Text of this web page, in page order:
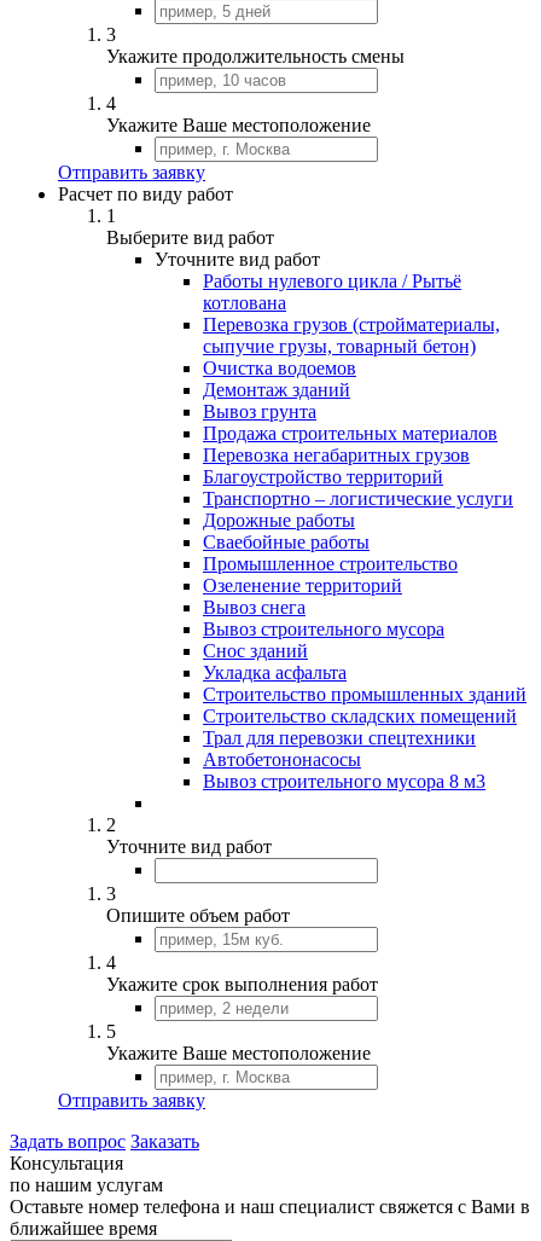
3
Укажите продолжительность смены
4
Укажите Ваше местоположение
Отправить заявку
Расчет по виду работ
1
Выберите вид работ
Уточните вид работ
Работы нулевого цикла / Рытьё
котлована
Перевозка грузов (стройматериалы,
сыпучие грузы, товарный бетон)
Очистка водоемов
Демонтаж зданий
Вывоз грунта
Продажа строительных материалов
Перевозка негабаритных грузов
Благоустройство территорий
Транспортно – логистические услуги
Дорожные работы
Сваебойные работы
Промышленное строительство
Озеленение территорий
Вывоз снега
Вывоз строительного мусора
Снос зданий
Укладка асфальта
Строительство промышленных зданий
Строительство складских помещений
Трал для перевозки спецтехники
Автобетононасосы
Вывоз строительного мусора 8 м3
2
Уточните вид работ
3
Опишите объем работ
4
Укажите срок выполнения работ
5
Укажите Ваше местоположение
Отправить заявку
Задать вопрос Заказать
Консультация
по нашим услугам
Оставьте номер телефона и наш специалист свяжется с Вами в
ближайшее время